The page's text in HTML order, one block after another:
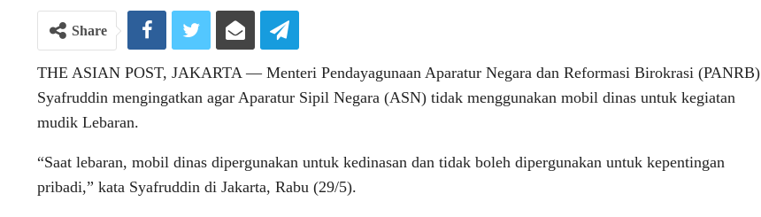
Share
THE ASIAN POST, JAKARTA ― Menteri Pendayagunaan Aparatur Negara dan Reformasi Birokrasi (PANRB)
Syafruddin mengingatkan agar Aparatur Sipil Negara (ASN) tidak menggunakan mobil dinas untuk kegiatan
mudik Lebaran.
“Saat lebaran, mobil dinas dipergunakan untuk kedinasan dan tidak boleh dipergunakan untuk kepentingan
pribadi,” kata Syafruddin di Jakarta, Rabu (29/5).